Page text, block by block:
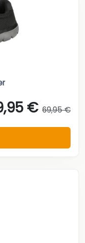
€ 69,95 €